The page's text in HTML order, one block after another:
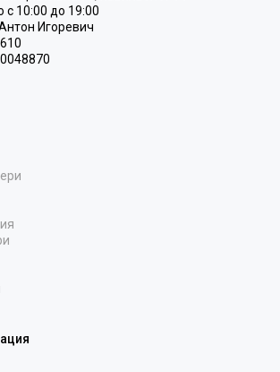
с 10:00 до 19:00
Игоревич